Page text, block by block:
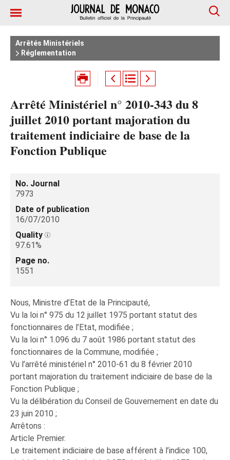
Arrêtés Ministériels
Réglementation
Arrêté Ministériel n° 2010-343 du 8
juillet 2010 portant majoration du
traitement indiciaire de base de la
Fonction Publique
No. Journal
7973
Date of publication
16/07/2010
Quality
97.61%
Page no.
1551
Nous, Ministre d’Etat de la Principauté,
Vu la loi n° 975 du 12 juillet 1975 portant statut des
fonctionnaires de l’Etat, modifiée ;
Vu la loi n° 1.096 du 7 août 1986 portant statut des
fonctionnaires de la Commune, modifiée ;
Vu l’arrêté ministériel n° 2010-61 du 8 février 2010
portant majoration du traitement indiciaire de base de la
Fonction Publique ;
Vu la délibération du Conseil de Gouvernement en date du
23 juin 2010 ;
Arrêtons :
Article Premier.
Le traitement indiciaire de base afférent à l’indice 100,